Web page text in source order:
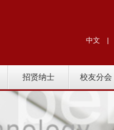
中文 |
招贤纳士 校友分会